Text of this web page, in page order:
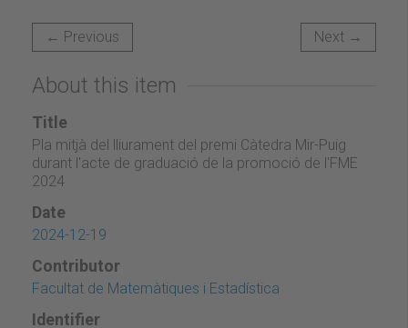
← Previous Next →
About this item
Title
Pla mitjà del lliurament del premi Càtedra Mir-Puig
durant l'acte de graduació de la promoció de l'FME
2024
Date
2024-12-19
Contributor
Facultat de Matemàtiques i Estadística
Identifier